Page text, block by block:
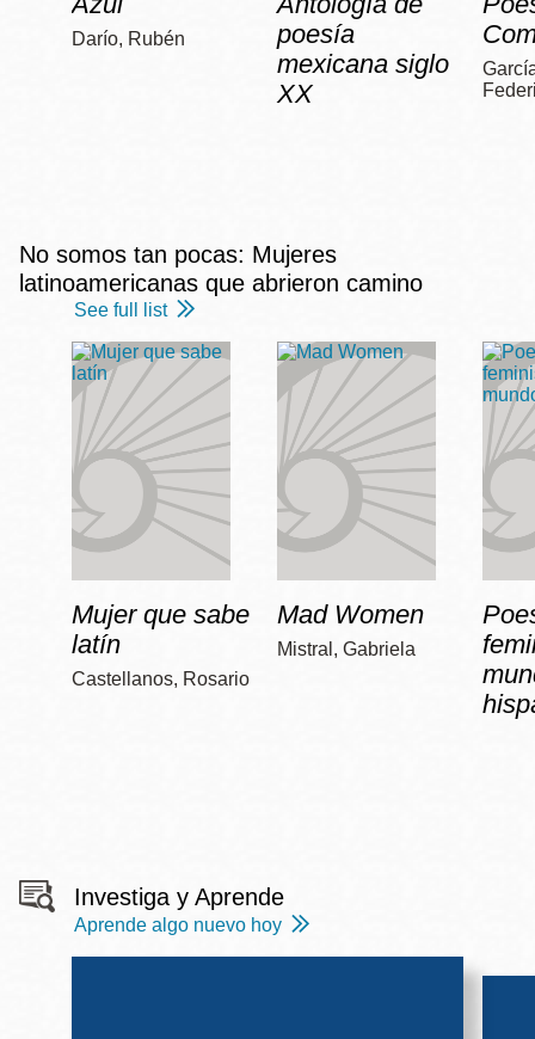
Darío, Rubén
poesía
mexicana siglo
XX
No somos tan pocas: Mujeres
latinoamericanas que abrieron camino
See full list
Mujer que sabe
latín
Castellanos, Rosario
Mad Women
Mistral, Gabriela
Investiga y Aprende
Aprende algo nuevo hoy